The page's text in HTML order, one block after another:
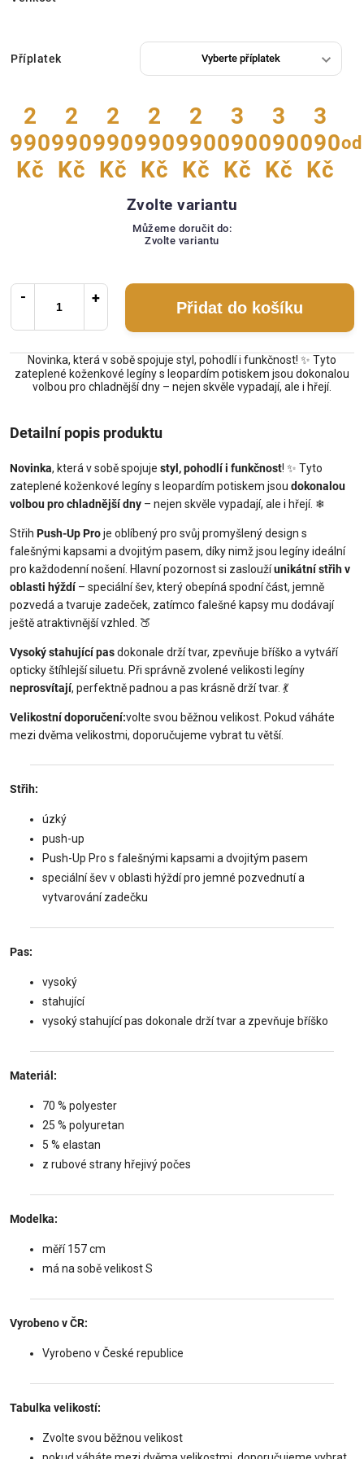
Příplatek
2
990
Kč
2
990
Kč
2
990
Kč
2
990
Kč
2
990
Kč
3
090
Kč
3
090
Kč
3
090
Kč
od
Zvolte variantu
Můžeme doručit do:
Zvolte variantu
Přidat do košíku
Novinka, která v sobě spojuje styl, pohodlí i funkčnost! ✨ Tyto
zateplené koženkové legíny s leopardím potiskem jsou dokonalou
volbou pro chladnější dny – nejen skvěle vypadají, ale i hřejí.
Detailní popis produktu
Novinka, která v sobě spojuje styl, pohodlí i funkčnost! ✨ Tyto
zateplené koženkové legíny s leopardím potiskem jsou dokonalou
volbou pro chladnější dny – nejen skvěle vypadají, ale i hřejí. ❄
Střih Push-Up Proje oblíbený pro svůj promyšlený design s
falešnými kapsami a dvojitým pasem, díky nimž jsou legíny ideální
pro každodenní nošení. Hlavní pozornost si zasloužíunikátní střih v
oblasti hýždí– speciální šev, který obepíná spodní část, jemně
pozvedá a tvaruje zadeček, zatímco falešné kapsy mu dodávají
ještě atraktivnější vzhled. 🍑
Vysoký stahující pasdokonale drží tvar, zpevňuje bříško a vytváří
opticky štíhlejší siluetu. Při správně zvolené velikosti legíny
neprosvítají, perfektně padnou a pas krásně drží tvar. 💃
Velikostní doporučení:volte svou běžnou velikost. Pokud váháte
mezi dvěma velikostmi, doporučujeme vybrat tu větší.
Střih:
úzký
push-up
Push-Up Pro s falešnými kapsami a dvojitým pasem
speciální šev v oblasti hýždí pro jemné pozvednutí a
vytvarování zadečku
Pas:
vysoký
stahující
vysoký stahující pas dokonale drží tvar a zpevňuje bříško
Materiál:
70 % polyester
25 % polyuretan
5 % elastan
z rubové strany hřejivý počes
Modelka:
měří 157 cm
má na sobě velikost S
Vyrobeno v ČR:
Vyrobeno v České republice
Tabulka velikostí:
Zvolte svou běžnou velikost